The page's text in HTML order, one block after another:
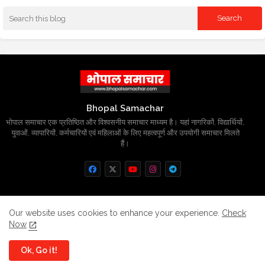
Bhopal Samachar
भोपाल समाचार एक प्रतिष्ठित और विश्वसनीय समाचार माध्यम है। यहां नागरिकों, विद्यार्थियों,
युवाओं, व्यापारियों, कर्मचारियों एवं महिलाओं के लिए महत्वपूर्ण और उपयोगी समाचार मिलते
हैं।
All Right Reserved Copyright
Home About Contact us
Privacy Policy
Our website uses cookies to enhance your experience. Check
Now
Ok, Go it!